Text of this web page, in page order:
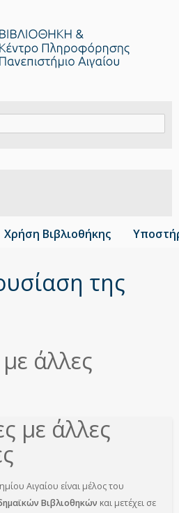
Χρήση Βιβλιοθήκης
της
άλλες
με άλλες
Αιγαίου είναι μέλος του
Βιβλιοθηκών και μετέχει σε